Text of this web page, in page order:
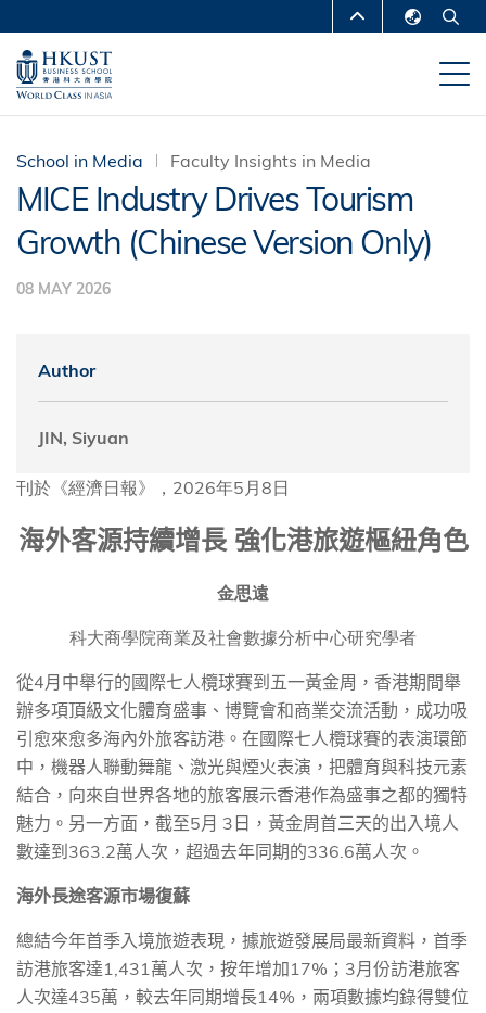
main
content
MORE ABOUT HKUST
UNIVERSITY NEWS
DEPARTMENTS A-Z
LIFE@HKUST LIBRARY
MAP & DIRECTIONS CAREERS AT HKUST
FACULTY PROFILES ABOUT HKUST
School in Media Faculty Insights in Media
MICE Industry Drives Tourism
Growth (Chinese Version Only)
08 MAY 2026
Author
JIN, Siyuan
刊於《經濟日報》，2026年5月8日
海外客源持續增長 強化港旅遊樞紐角色
金思遠
科大商學院商業及社會數據分析中心研究學者
從4月中舉行的國際七人欖球賽到五一黃金周，香港期間舉
辦多項頂級文化體育盛事、博覽會和商業交流活動，成功吸
引愈來愈多海內外旅客訪港。在國際七人欖球賽的表演環節
中，機器人聯動舞龍、激光與煙火表演，把體育與科技元素
結合，向來自世界各地的旅客展示香港作為盛事之都的獨特
魅力。另一方面，截至5月 3 日，黃金周首三天的出入境人
數達到 363.2萬人次，超過去年同期的336.6萬人次。
海外長途客源市場復蘇
總結今年首季入境旅遊表現，據旅遊發展局最新資料，首季
訪港旅客達1,431萬人次，按年增加17% ； 3月份訪港旅客
人次達435萬，較去年同期增長14% ，兩項數據均錄得雙位